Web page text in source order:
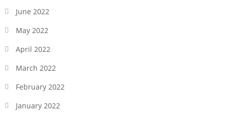
June 2022
May 2022
April 2022
March 2022
February 2022
January 2022